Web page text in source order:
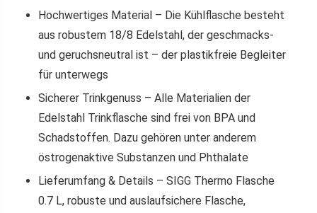
Hochwertiges Material – Die Kühlflasche besteht
aus robustem 18/8 Edelstahl, der geschmacks-
und geruchsneutral ist – der plastikfreie Begleiter
für unterwegs
Sicherer Trinkgenuss – Alle Materialien der
Edelstahl Trinkflasche sind frei von BPA und
Schadstoffen. Dazu gehören unter anderem
östrogenaktive Substanzen und Phthalate
Lieferumfang & Details – SIGG Thermo Flasche
0.7 L, robuste und auslaufsichere Flasche,